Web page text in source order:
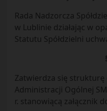
Rada Nadzorcza
w Lublinie działając w
Statutu Spółdzielni
Zatwierdza się strukturę
Administracji Ogólnej
r. stanowiącą załącznik